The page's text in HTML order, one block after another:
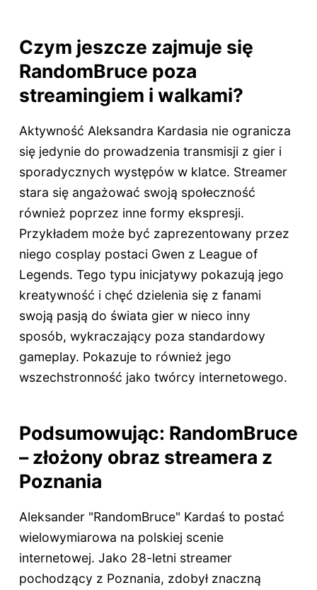
Czym jeszcze zajmuje się
RandomBruce poza
streamingiem i walkami?
Aktywność Aleksandra Kardasia nie ogranicza
się jedynie do prowadzenia transmisji z gier i
sporadycznych występów w klatce. Streamer
stara się angażować swoją społeczność
również poprzez inne formy ekspresji.
Przykładem może być zaprezentowany przez
niego cosplay postaci Gwen z League of
Legends. Tego typu inicjatywy pokazują jego
kreatywność i chęć dzielenia się z fanami
swoją pasją do świata gier w nieco inny
sposób, wykraczający poza standardowy
gameplay. Pokazuje to również jego
wszechstronność jako twórcy internetowego.
Podsumowując: RandomBruce
– złożony obraz streamera z
Poznania
Aleksander "RandomBruce" Kardaś to postać
wielowymiarowa na polskiej scenie
internetowej. Jako 28-letni streamer
pochodzący z Poznania, zdobył znaczną